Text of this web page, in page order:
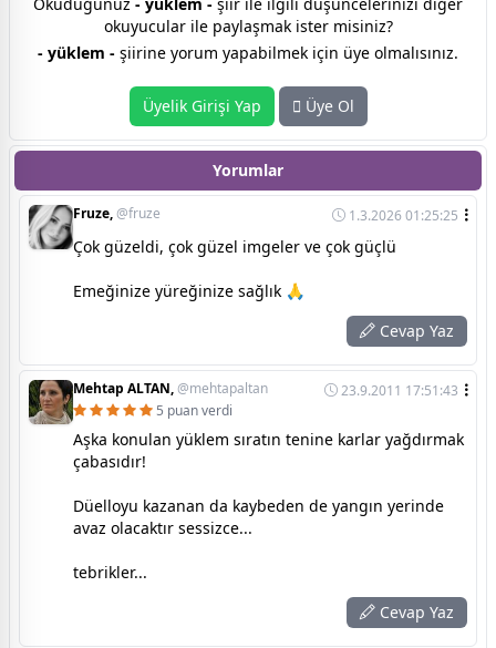
okuyucular ile paylaşmak ister misiniz?
- yüklem - şiirine yorum yapabilmek için üye olmalısınız.
Üyelik Girişi Yap Üye Ol
Yorumlar
Fruze,@fruze 1.3.2026 01:25:25
Çok güzeldi, çok güzel imgeler ve çok güçlü
Emeğinize yüreğinize sağlık 🙏
Cevap Yaz
Mehtap ALTAN,@mehtapaltan
23.9.2011 17:51:43
5 puan verdi
Aşka konulan yüklem sıratın tenine karlar yağdırmak
çabasıdır!
Düelloyu kazanan da kaybeden de yangın yerinde
avaz olacaktır sessizce...
tebrikler...
Cevap Yaz